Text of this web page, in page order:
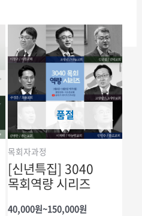
품절
목회자과정
[신년특집] 3040
목회역량 시리즈
40,000원~150,000원가격